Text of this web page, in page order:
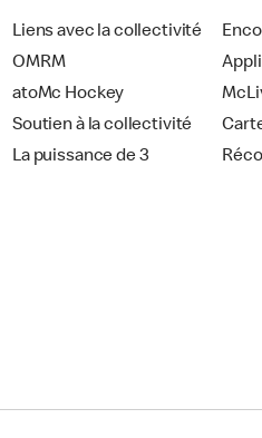
Liens avec la collectivité
OMRM
atoMc Hockey
Soutien à la collectivité
La puissance de 3